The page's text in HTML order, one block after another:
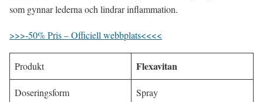
som gynnar lederna och lindrar inflammation.
>>>-50% Pris – Officiell webbplats<<<<
Produkt Flexavitan
Doseringsform Spray